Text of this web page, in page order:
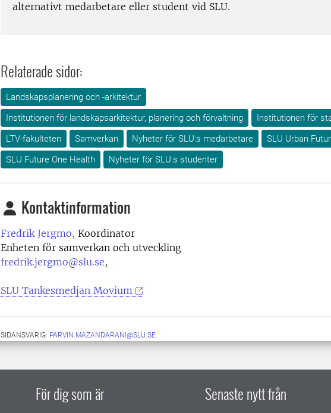
alternativt medarbetare eller student vid SLU.
Relaterade sidor:
Landskapsplanering och -arkitektur
Institutionen för landskapsarkitektur, planering och förvaltning
Institutionen för
LTV-fakulteten
Samverkan Nyheter för SLU:s medarbetare
SLU Urban
SLU Future One Health
Nyheter för SLU:s studenter
Kontaktinformation
Fredrik Jergmo, Koordinator
Enheten för samverkan och utveckling
fredrik.jergmo@slu.se,
SLU Tankesmedjan Movium
SIDANSVARIG: PARVIN.MAZANDARANI@SLU.SE
För dig som är Senaste nytt från